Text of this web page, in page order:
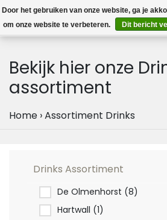
Bekijk hier onze
assortiment
Home ›Assortiment Drinks
Drinks Assortiment
De Olmenhorst (8)
Hartwall (1)
Door het gebruiken van onze website, ga je
om onze website te verbeteren.
Dit bericht